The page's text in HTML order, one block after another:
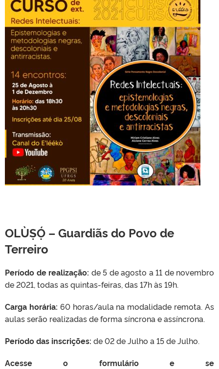
OLÙṢỌ́ – Guardiãs do Povo de
Terreiro
Período de realização: de 5 de agosto a 11 de novembro
de 2021, todas as quintas-feiras, das 17h às 19h.
Carga horária: 60 horas/aula na modalidade remota. As
aulas serão realizadas de forma síncrona e assíncrona.
Período das inscrições: de 02 de Julho a 15 de Julho.
Acesse o formulário e se